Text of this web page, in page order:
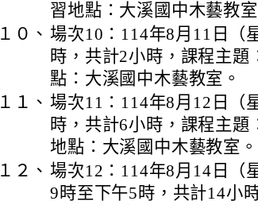
習地點：大溪國中木藝教室
１０、 場次10：114年8月11日（
時，共計2小時，課程主
點：大溪國中木藝教室。
１１、 場次11：114年8月12日（
時，共計6小時，課程主
地點：大溪國中木藝教室。
１２、 場次12：114年8月14日（
9時至下午5時，共計14小